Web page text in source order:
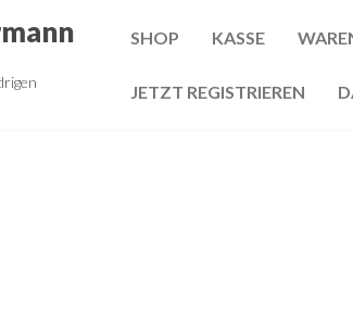
SHOP KASSE
JETZT REGISTRIEREN